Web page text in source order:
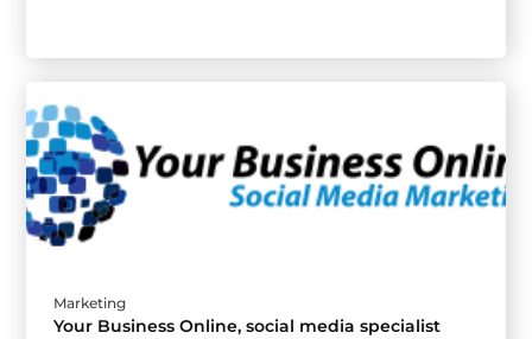
Marketing
Your Business Online, social media specialist